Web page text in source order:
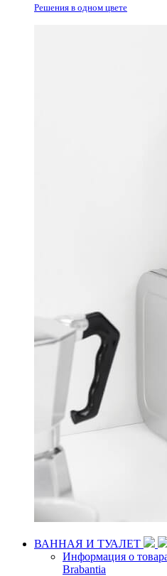
Решения в одном цвете
ВАННАЯ И ТУАЛЕТ
Информация о
Brabantia